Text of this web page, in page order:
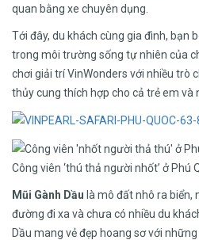
quan bằng xe chuyên dụng.
Tới đây, du khách cùng gia đình, bạn
trong môi trường sống tự nhiên của
chơi giải trí VinWonders với nhiều trò
thủy cung thích hợp cho cả trẻ em và
Công viên ‘thú thả người nhốt’ ở Phú
Mũi Gành Dầu là mô đất nhô ra biển,
đường đi xa và chưa có nhiều du
Dầu mang vẻ đẹp hoang sơ với